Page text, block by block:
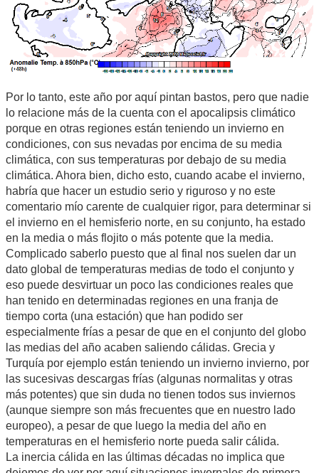
Por lo tanto, este año por aquí pintan bastos, pero que nadie
lo relacione más de la cuenta con el apocalipsis climático
porque en otras regiones están teniendo un invierno en
condiciones, con sus nevadas por encima de su media
climática, con sus temperaturas por debajo de su media
climática. Ahora bien, dicho esto, cuando acabe el invierno,
habría que hacer un estudio serio y riguroso y no este
comentario mío carente de cualquier rigor, para determinar si
el invierno en el hemisferio norte, en su conjunto, ha estado
en la media o más flojito o más potente que la media.
Complicado saberlo puesto que al final nos suelen dar un
dato global de temperaturas medias de todo el conjunto y
eso puede desvirtuar un poco las condiciones reales que
han tenido en determinadas regiones en una franja de
tiempo corta (una estación) que han podido ser
especialmente frías a pesar de que en el conjunto del globo
las medias del año acaben saliendo cálidas. Grecia y
Turquía por ejemplo están teniendo un invierno invierno, por
las sucesivas descargas frías (algunas normalitas y otras
más potentes) que sin duda no tienen todos sus inviernos
(aunque siempre son más frecuentes que en nuestro lado
europeo), a pesar de que luego la media del año en
temperaturas en el hemisferio norte pueda salir cálida.
La inercia cálida en las últimas décadas no implica que